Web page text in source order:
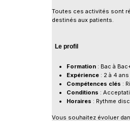
Toutes ces activités sont
destinés aux patients.
Le profil
Formation: Bac à
Expérience: 2 à 4
Compétences clés :
Conditions :
Horaires : Rythme
Vous souhaitez évoluer